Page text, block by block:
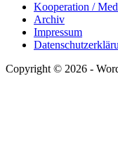
Kooperation /
Archiv
Impressum
Copyright © 2026 -